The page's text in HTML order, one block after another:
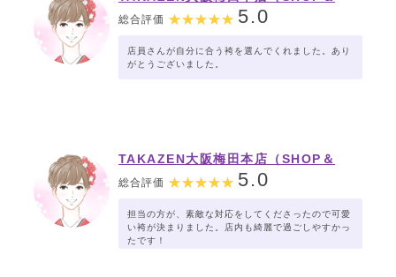
STUDIO）MEGA店舗
総合評価 5.0
店員さんが自分に合う袴を選んでくれました。あり
がとうございました。
TAKAZEN大阪梅田本店（SHOP＆
STUDIO）MEGA店舗
総合評価 5.0
担当の方が、素敵な対応をしてくださったので可愛
い袴が決まりました。店内も綺麗で過ごしやすかっ
たです！